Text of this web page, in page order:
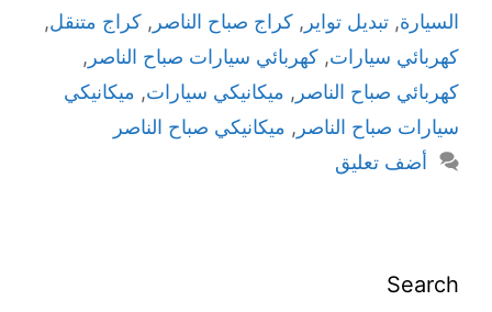
السيارة, تبديل تواير , كراج صباح الناصر , كراج متنقل,
كهربائي سيارات, كهربائي سيارات صباح الناصر ,
كهربائي صباح الناصر , ميكانيكي سيارات, ميكانيكي
سيارات صباح الناصر , ميكانيكي صباح الناصر
أضف تعليق
Search